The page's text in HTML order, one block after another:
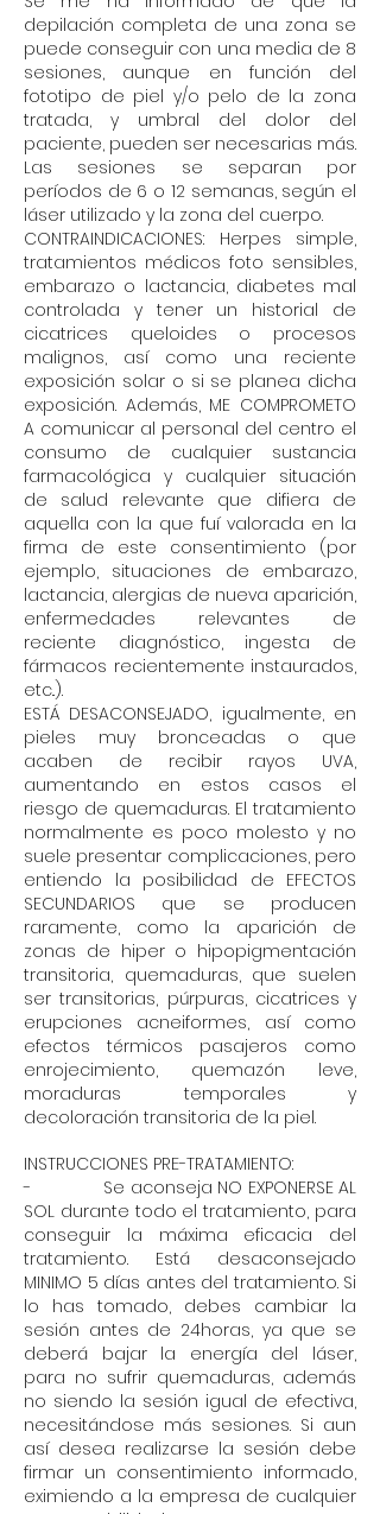
depilación completa de una zona se
puede conseguir con una media de 8
sesiones, aunque en función del
fototipo de piel y/o pelo de la zona
tratada, y umbral del dolor del
paciente, pueden ser necesarias más.
Las sesiones se separan por
períodos de 6 o 12 semanas, según el
láser utilizado y la zona del cuerpo.
CONTRAINDICACIONES: Herpes simple,
tratamientos médicos foto sensibles,
embarazo o lactancia, diabetes mal
controlada y tener un historial de
cicatrices queloides o procesos
malignos, así como una reciente
exposición solar o si se planea dicha
exposición. Además, ME COMPROMETO
A comunicar al personal del centro el
consumo de cualquier sustancia
farmacológica y cualquier situación
de salud relevante que difiera de
aquella con la que fuí valorada en la
firma de este consentimiento (por
ejemplo, situaciones de embarazo,
lactancia, alergias de nueva aparición,
enfermedades relevantes de
reciente diagnóstico, ingesta de
fármacos recientemente instaurados,
etc..).
ESTÁ DESACONSEJADO, igualmente, en
pieles muy bronceadas o que
acaben de recibir rayos UVA,
aumentando en estos casos el
riesgo de quemaduras. El tratamiento
normalmente es poco molesto y no
suele presentar complicaciones, pero
entiendo la posibilidad de EFECTOS
SECUNDARIOS que se producen
raramente, como la aparición de
zonas de hiper o hipopigmentación
transitoria, quemaduras, que suelen
ser transitorias, púrpuras, cicatrices y
erupciones acneiformes, así como
efectos térmicos pasajeros como
enrojecimiento, quemazón leve,
moraduras temporales y
decoloración transitoria de la piel.
INSTRUCCIONES PRE-TRATAMIENTO:
- Se aconseja NO EXPONERSE AL
SOL durante todo el tratamiento, para
conseguir la máxima eficacia del
tratamiento. Está desaconsejado
MINIMO 5 días antes del tratamiento. Si
lo has tomado, debes cambiar la
sesión antes de 24horas, ya que se
deberá bajar la energía del láser,
para no sufrir quemaduras, además
no siendo la sesión igual de efectiva,
necesitándose más sesiones. Si aun
así desea realizarse la sesión debe
firmar un consentimiento informado,
eximiendo a la empresa de cualquier